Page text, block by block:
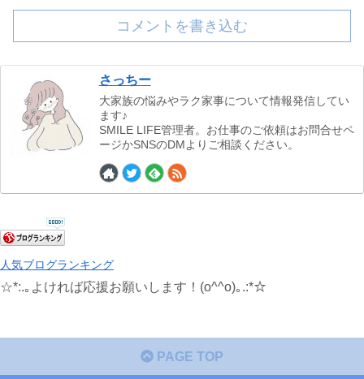
コメントを書き込む
さっちー
大家族の悩みやラク家事について情報発信してい
ます♪
SMILE LIFE管理者。お仕事のご依頼はお問合せペ
ージかSNSのDMよりご相談ください。
人気ブログランキング
☆*:.｡よければ応援お願いします！(o^^o)｡.:*☆
PAGE TOP